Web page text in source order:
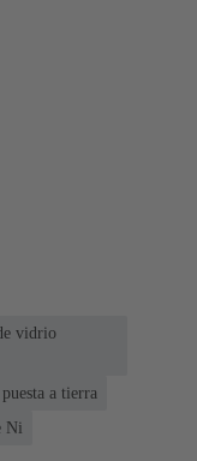
vidrio
a tierra
Ni